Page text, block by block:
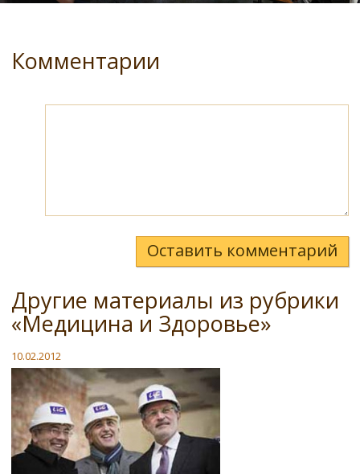
Комментарии
Оставить комментарий
Другие материалы из рубрики
«Медицина и Здоровье»
10.02.2012